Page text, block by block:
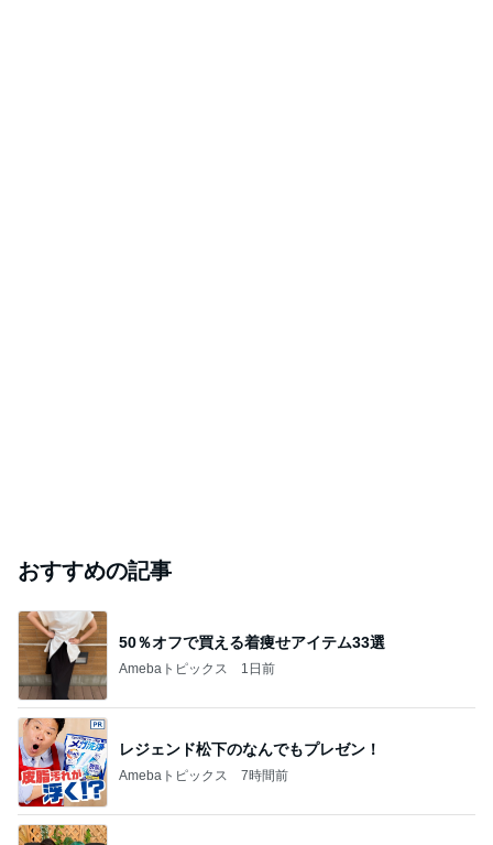
おすすめの記事
50％オフで買える着痩せアイテム33選
Amebaトピックス 1日前
レジェンド松下のなんでもプレゼン！
Amebaトピックス 7時間前